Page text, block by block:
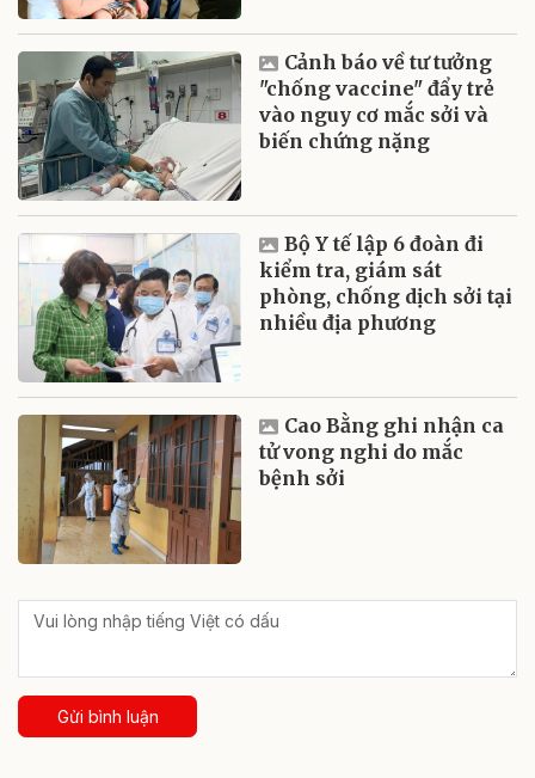
Cảnh báo về tư tưởng
"chống vaccine" đẩy trẻ
vào nguy cơ mắc sởi và
biến chứng nặng
Bộ Y tế lập 6 đoàn đi
kiểm tra, giám sát
phòng, chống dịch sởi tại
nhiều địa phương
Cao Bằng ghi nhận ca
tử vong nghi do mắc
bệnh sởi
Gửi bình luận